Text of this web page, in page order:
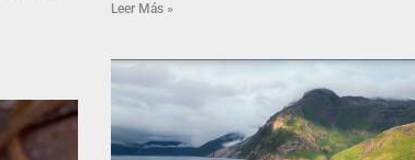
Leer Más »